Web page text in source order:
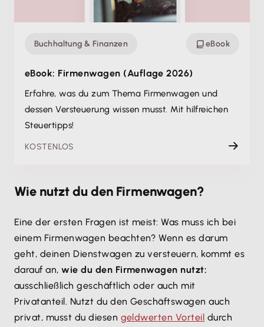
Buchhaltung & Finanzen eBook
eBook: Firmenwagen (Auflage 2026)
Erfahre, was du zum Thema Firmenwagen und
dessen Versteuerung wissen musst. Mit hilfreichen
Steuertipps!
KOSTENLOS
Wie nutzt du den Firmenwagen?
Eine der ersten Fragen ist meist: Was muss ich bei
einem Firmenwagen beachten? Wenn es darum
geht, deinen Dienstwagen zu versteuern, kommt es
darauf an,wie du den Firmenwagen nutzt:
ausschließlich geschäftlich oder auch mit
Privatanteil. Nutzt du den Geschäftswagen auch
privat, musst du diesen geldwerten Vorteil durch